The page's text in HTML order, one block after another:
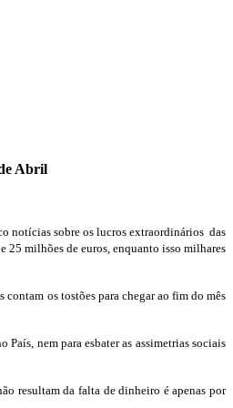
Abril
notícias sobre os lucros extraordinários das
25 milhões de euros, enquanto isso milhares
os tostões para chegar ao fim do mês
nem para esbater as assimetrias sociais
resultam da falta de dinheiro é apenas por